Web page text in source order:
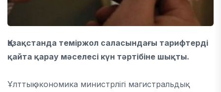
Қазақстанда теміржол саласындағы тарифтерді
қайта қарау мәселесі күн тәртібіне шықты.
Ұлттық экономика министрлігі магистральдық